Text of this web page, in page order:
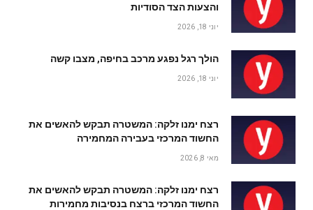
והצעות הצד הסודיות
יוני 18, 2026
הולך רגל נפגע מרכב בחיפה, מצבו קשה
יוני 18, 2026
רצח ימנו זלקה: המשטרה תבקש להאשים את
החשוד המרכזי בעבירה המחמירה
מאי 8, 2026
רצח ימנו זלקה: המשטרה תבקש להאשים את
החשוד המרכזי ברצח בנסיבות מחמירות